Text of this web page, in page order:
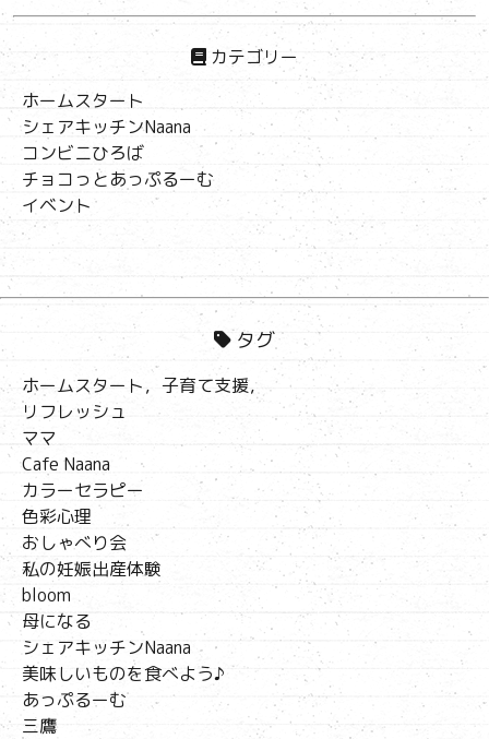
カテゴリー
ホームスタート
シェアキッチンNaana
コンビニひろば
チョコっとあっぷるーむ
イベント
タグ
ホームスタート，子育て支援，
リフレッシュ
ママ
Cafe Naana
カラーセラピー
色彩心理
おしゃべり会
私の妊娠出産体験
bloom
母になる
シェアキッチンNaana
美味しいものを食べよう♪
あっぷるーむ
三鷹